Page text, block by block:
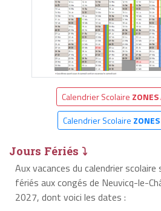
Calendrier Scolaire
Calendrier Scolaire
Jours Fériés ⤵
Aux vacances du calendrier
fériés aux congés de Neuvicq-le-
2027, dont voici les dates :